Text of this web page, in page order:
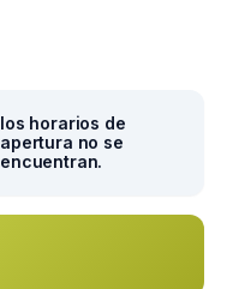
los horarios de
apertura no se
encuentran.